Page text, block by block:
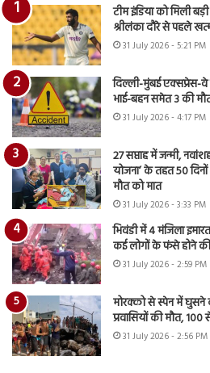
टीम इंडिया को मिली
श्रीलंका दौरे से पहले
31 July 2026 - 5:21 PM
दिल्ली-मुंबई एक्सप्रेस-वे
भाई-बहन समेत 3 की
31 July 2026 - 4:17 PM
27 सप्ताह में जन्मी,
योजना’ के तहत 50
मौत को मात
31 July 2026 - 3:33 PM
भिवंडी में 4 मंजिला
कई लोगों के फंसे होने
31 July 2026 - 2:59 PM
मोरक्को से स्पेन में घुसने
प्रवासियों की मौत, 100
31 July 2026 - 2:56 PM